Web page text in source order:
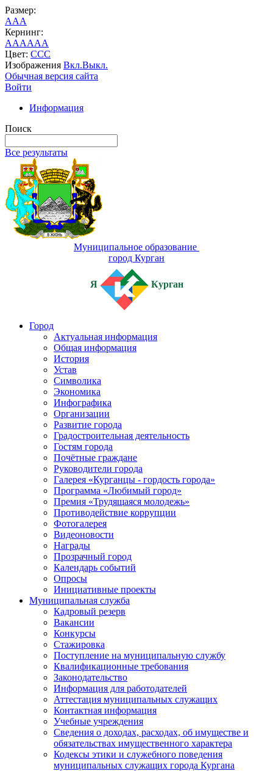
Размер:
AAA
Кернинг:
AAAAAA
Цвет: CCC
Изображения Вкл.Выкл.
Обычная версия сайта
Войти
Информация
Поиск
Все результаты
Муниципальное образование
город Курган
Я Курган
Город
Актуальная информация
Общая информация
История
Устав
Символика
Экономика
Инфографика
Организации
Развитие города
Градостроительная деятельность
Гостям города
Почётные граждане
Руководители города
Галерея «Курганцы - гордость города»
Программа «Любимый город»
Премия «Трудящаяся молодежь»
Противодействие коррупции
Фотогалерея
Видеоновости
Награды
Прозрачный город
Календарь событий
Опросы
Инициативные проекты
Муниципальная служба
Кадровый резерв
Вакансии
Конкурсы
Стажировка
Поступление на муниципальную службу
Квалификационные требования
Законодательство
Информация для работодателей
Аттестация муниципальных служащих
Контактная информация
Учебные учреждения
Сведения о доходах, расходах, об имуществе и
обязательствах имущественного характера
Кодексы этики и служебного поведения
муниципальных служащих города Кургана